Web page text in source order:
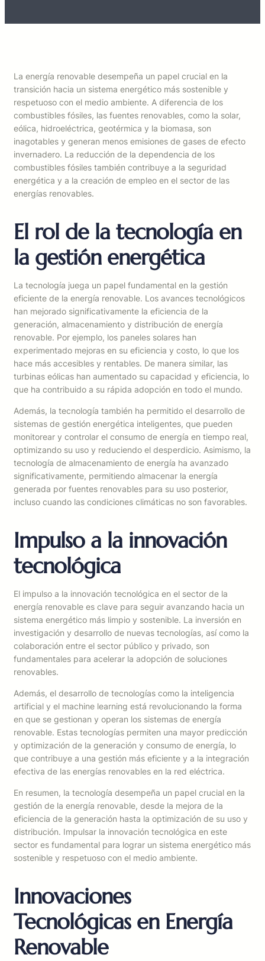
La energía renovable desempeña un papel crucial en la
transición hacia un sistema energético más sostenible y
respetuoso con el medio ambiente. A diferencia de los
combustibles fósiles, las fuentes renovables, como la solar,
eólica, hidroeléctrica, geotérmica y la biomasa, son
inagotables y generan menos emisiones de gases de efecto
invernadero. La reducción de la dependencia de los
combustibles fósiles también contribuye a la seguridad
energética y a la creación de empleo en el sector de las
energías renovables.
El rol de la tecnología en
la gestión energética
La tecnología juega un papel fundamental en la gestión
eficiente de la energía renovable. Los avances tecnológicos
han mejorado significativamente la eficiencia de la
generación, almacenamiento y distribución de energía
renovable. Por ejemplo, los paneles solares han
experimentado mejoras en su eficiencia y costo, lo que los
hace más accesibles y rentables. De manera similar, las
turbinas eólicas han aumentado su capacidad y eficiencia, lo
que ha contribuido a su rápida adopción en todo el mundo.
Además, la tecnología también ha permitido el desarrollo de
sistemas de gestión energética inteligentes, que pueden
monitorear y controlar el consumo de energía en tiempo real,
optimizando su uso y reduciendo el desperdicio. Asimismo, la
tecnología de almacenamiento de energía ha avanzado
significativamente, permitiendo almacenar la energía
generada por fuentes renovables para su uso posterior,
incluso cuando las condiciones climáticas no son favorables.
Impulso a la innovación
tecnológica
El impulso a la innovación tecnológica en el sector de la
energía renovable es clave para seguir avanzando hacia un
sistema energético más limpio y sostenible. La inversión en
investigación y desarrollo de nuevas tecnologías, así como la
colaboración entre el sector público y privado, son
fundamentales para acelerar la adopción de soluciones
renovables.
Además, el desarrollo de tecnologías como la inteligencia
artificial y el machine learning está revolucionando la forma
en que se gestionan y operan los sistemas de energía
renovable. Estas tecnologías permiten una mayor predicción
y optimización de la generación y consumo de energía, lo
que contribuye a una gestión más eficiente y a la integración
efectiva de las energías renovables en la red eléctrica.
En resumen, la tecnología desempeña un papel crucial en la
gestión de la energía renovable, desde la mejora de la
eficiencia de la generación hasta la optimización de su uso y
distribución. Impulsar la innovación tecnológica en este
sector es fundamental para lograr un sistema energético más
sostenible y respetuoso con el medio ambiente.
Innovaciones
Tecnológicas en Energía
Renovable